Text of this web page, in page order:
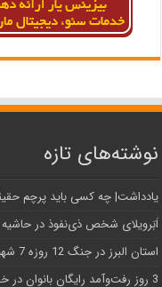
نوشته‌های تازه
یادداشت| ‌چه کسی باید پرچم
اَبَر‌ویلای شخص ذی‌نفوذ در
استان البرز در جنگ 12 روزه 7 شهید دانشجو تقدیم انقلاب کرد
3 روز رفت‌وآمد رایگان بانوان در خطوط اتوبوسرانی شهری کرج